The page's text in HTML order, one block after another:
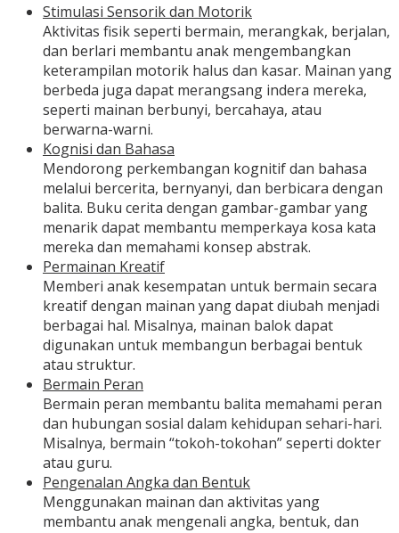
Stimulasi Sensorik dan Motorik
Aktivitas fisik seperti bermain, merangkak, berjalan,
dan berlari membantu anak mengembangkan
keterampilan motorik halus dan kasar. Mainan yang
berbeda juga dapat merangsang indera mereka,
seperti mainan berbunyi, bercahaya, atau
berwarna-warni.
Kognisi dan Bahasa
Mendorong perkembangan kognitif dan bahasa
melalui bercerita, bernyanyi, dan berbicara dengan
balita. Buku cerita dengan gambar-gambar yang
menarik dapat membantu memperkaya kosa kata
mereka dan memahami konsep abstrak.
Permainan Kreatif
Memberi anak kesempatan untuk bermain secara
kreatif dengan mainan yang dapat diubah menjadi
berbagai hal. Misalnya, mainan balok dapat
digunakan untuk membangun berbagai bentuk
atau struktur.
Bermain Peran
Bermain peran membantu balita memahami peran
dan hubungan sosial dalam kehidupan sehari-hari.
Misalnya, bermain “tokoh-tokohan” seperti dokter
atau guru.
Pengenalan Angka dan Bentuk
Menggunakan mainan dan aktivitas yang
membantu anak mengenali angka, bentuk, dan